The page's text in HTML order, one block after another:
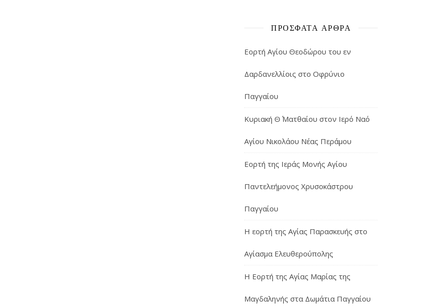
ΠΡΌΣΦΑΤΑ ΆΡΘΡΑ
Εορτή Αγίου Θεοδώρου του εν
Δαρδανελλίοις στο Οφρύνιο
Παγγαίου
Κυριακή Θ΄ Ματθαίου στον Ιερό Ναό
Αγίου Νικολάου Νέας Περάμου
Εορτή της Ιεράς Μονής Αγίου
Παντελεήμονος Χρυσοκάστρου
Παγγαίου
Η εορτή της Αγίας Παρασκευής στο
Αγίασμα Ελευθερούπολης
H Εορτή της Αγίας Μαρίας της
Μαγδαληνής στα Δωμάτια Παγγαίου